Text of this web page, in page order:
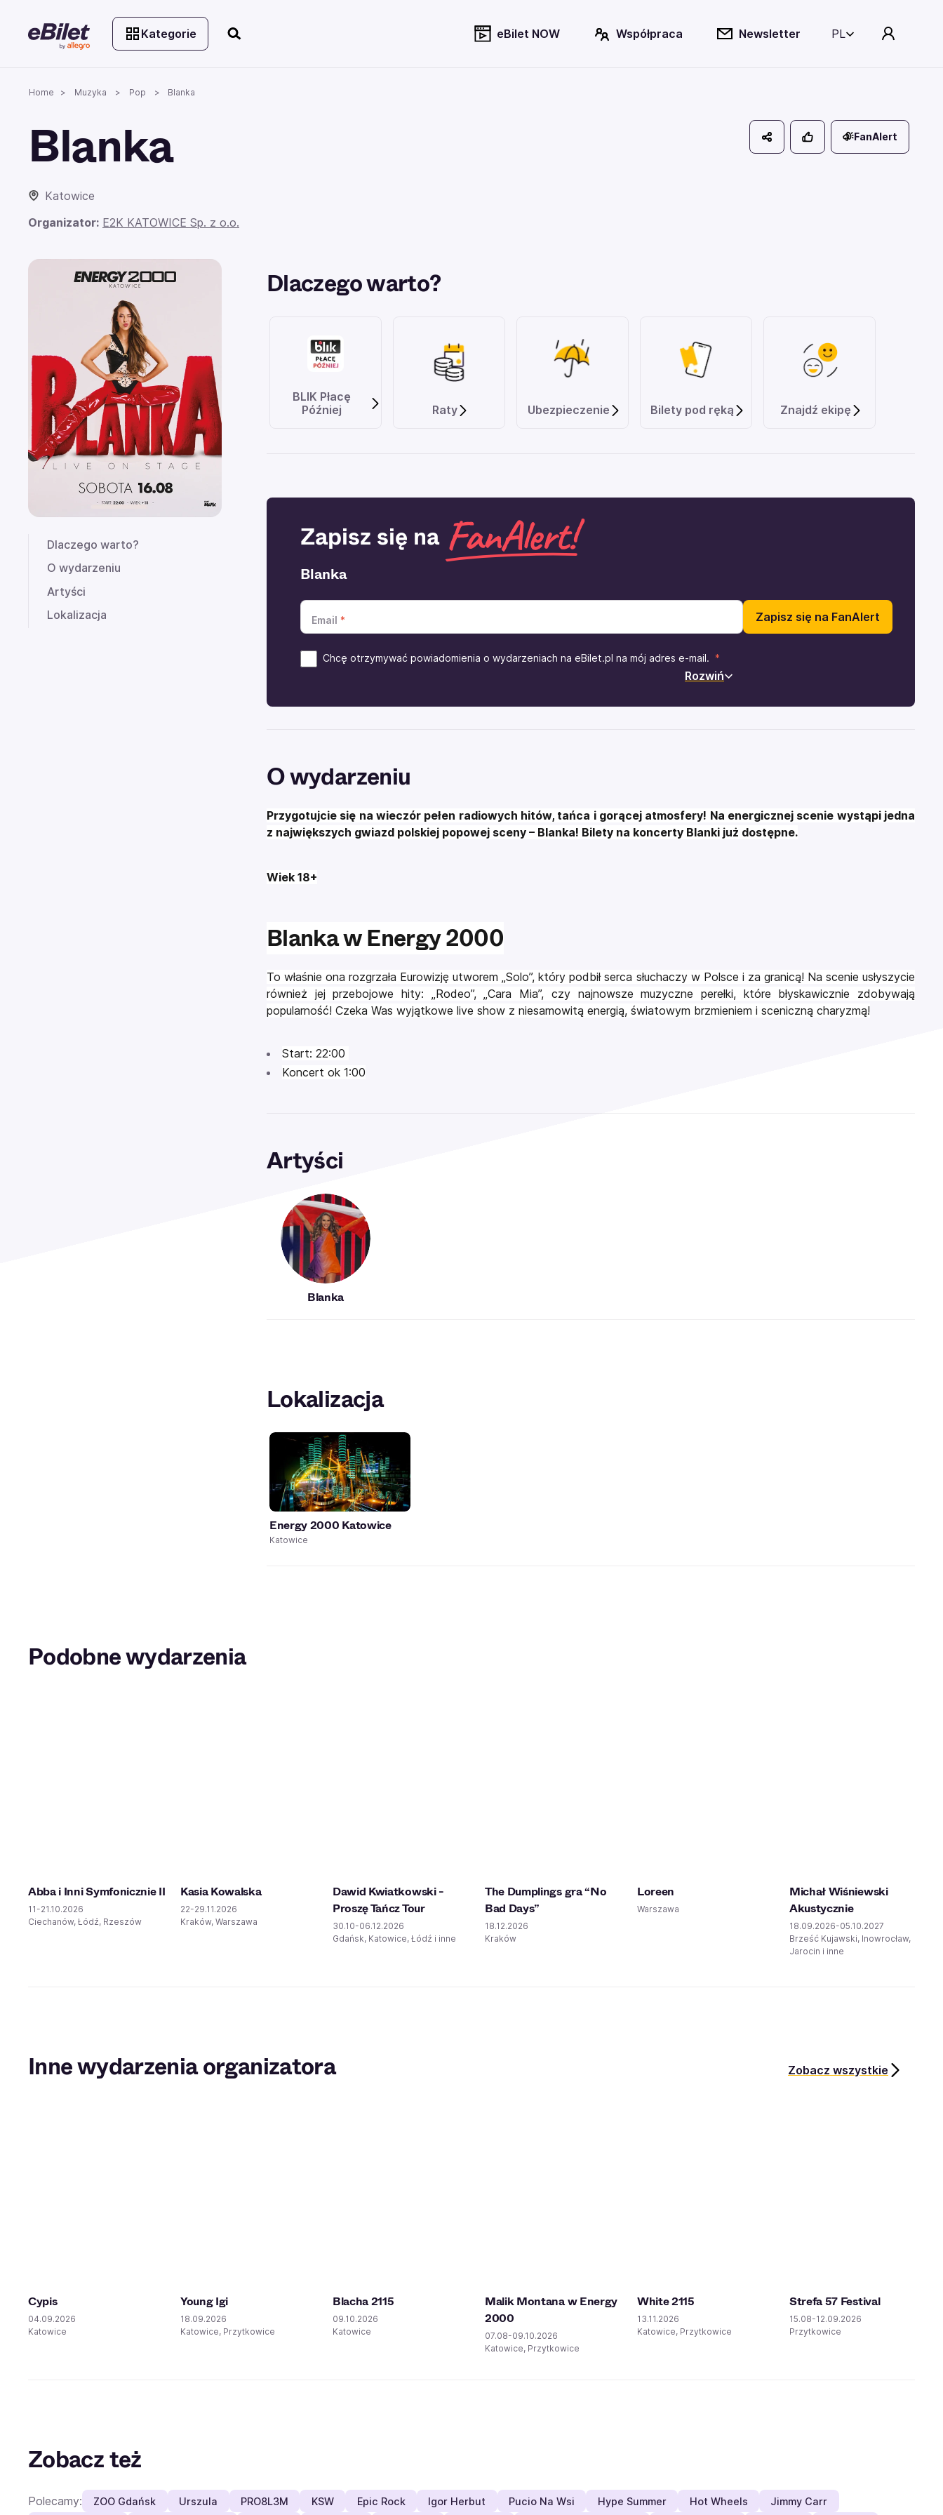
Kategorie eBilet NOW Współpraca Newsletter PL
Home Muzyka Pop Blanka
Blanka
Katowice
Organizator: E2K KATOWICE Sp. z o.o.
FanAlert
Dlaczego warto?
O wydarzeniu
Artyści
Lokalizacja
Dlaczego warto?
BLIK Płacę
Później
Raty Ubezpieczenie Bilety pod ręką Znajdź ekipę
Zapisz się na
Blanka
Email Zapisz się na FanAlert
Chcę otrzymywać powiadomienia o wydarzeniach na eBilet.pl na mój adres e-mail.
Rozwiń
O wydarzeniu
Przygotujcie się na wieczór pełen radiowych hitów, tańca i gorącej atmosfery! Na energicznej scenie wystąpi jedna
z największych gwiazd polskiej popowej sceny – Blanka! Bilety na koncerty Blanki już dostępne.
Wiek 18+
Blanka w Energy 2000
To właśnie ona rozgrzała Eurowizję utworem „Solo”, który podbił serca słuchaczy w Polsce i za granicą! Na scenie usłyszycie
również jej przebojowe hity: „Rodeo”, „Cara Mia”, czy najnowsze muzyczne perełki, które błyskawicznie zdobywają
popularność! Czeka Was wyjątkowe live show z niesamowitą energią, światowym brzmieniem i sceniczną charyzmą!
Start: 22:00
Koncert ok 1:00
Artyści
Blanka
Lokalizacja
Energy 2000 Katowice
Katowice
Podobne wydarzenia
Abba i Inni Symfonicznie II
11-21.10.2026
Ciechanów, Łódź, Rzeszów
Kasia Kowalska
22-29.11.2026
Kraków, Warszawa
Dawid Kwiatkowski -
Proszę Tańcz Tour
30.10-06.12.2026
Gdańsk, Katowice, Łódź i inne
The Dumplings gra “No
Bad Days”
18.12.2026
Kraków
Loreen
Warszawa
Michał Wiśniewski
Akustycznie
18.09.2026-05.10.2027
Brześć Kujawski, Inowrocław,
Jarocin i inne
Inne wydarzenia organizatora Zobacz wszystkie
Cypis
04.09.2026
Katowice
Young Igi
18.09.2026
Katowice, Przytkowice
Blacha 2115
09.10.2026
Katowice
Malik Montana w Energy
2000
07.08-09.10.2026
Katowice, Przytkowice
White 2115
13.11.2026
Katowice, Przytkowice
Strefa 57 Festival
15.08-12.09.2026
Przytkowice
Zobacz też
Polecamy: ZOO Gdańsk Urszula PRO8L3M KSW Epic Rock Igor Herbut Pucio Na Wsi Hype Summer Hot Wheels Jimmy Carr